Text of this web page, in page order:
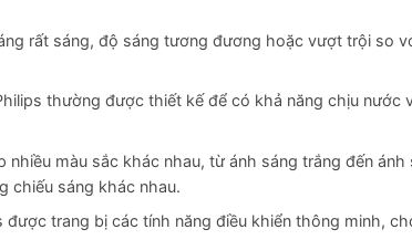
rất sáng, độ sáng tương đương hoặc vượt trội so
thường được thiết kế để có khả năng chịu nước
màu sắc khác nhau, từ ánh sáng trắng đến ánh
chiếu sáng khác nhau.
được trang bị các tính năng điều khiển thông minh,